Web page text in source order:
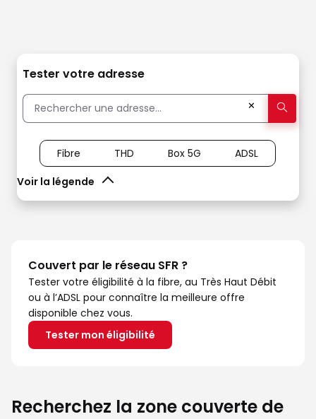
Tester votre adresse
✕
Voir la légende
Fibre THD Box 5G ADSL
Couvert par le réseau SFR ?
Tester votre éligibilité à la fibre, au Très Haut Débit
ou à l’ADSL pour connaître la meilleure offre
disponible chez vous.
Tester mon éligibilité
Recherchez la zone couverte de